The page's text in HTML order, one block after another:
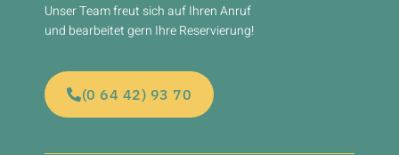
Unser Team freut sich auf Ihren Anruf
und bearbeitet gern Ihre Reservierung!
(0 64 42) 93 70